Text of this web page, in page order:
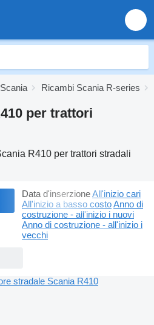
Ricambi Scania R-series
per trattori
R410 per trattori stradali
Data d'inserzioneAll'inizio cari
All'inizio a basso costoAnno di
costruzione - all'inizio i nuovi
Anno di costruzione - all'inizio i
vecchi